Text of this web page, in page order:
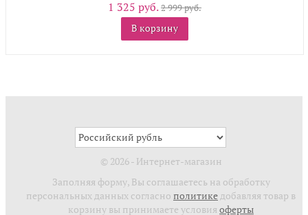
1 325 руб.2 999 руб.
В корзину
© 2026 - Интернет-магазин
Заполняя форму, Вы соглашаетесь на обработку
персональных данных согласно политике добавляя товар в
корзину вы принимаете условия оферты